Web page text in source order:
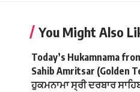
You Might Also
Today’s Hukamnama
Sahib Amritsar (Golden
ਹੁਕਮਨਾਮਾ ਸ੍ਰੀ ਦਰਬਾਰ